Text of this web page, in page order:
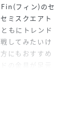
フィン)のセ
ミスクエアト
もにトレンド
してみたいけ
にもおすすめ
の金具が足元
元にアップデ